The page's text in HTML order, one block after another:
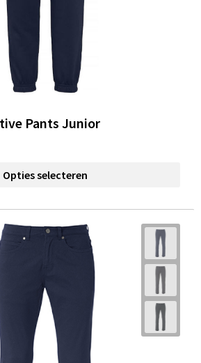
Pants Junior
Opties selecteren